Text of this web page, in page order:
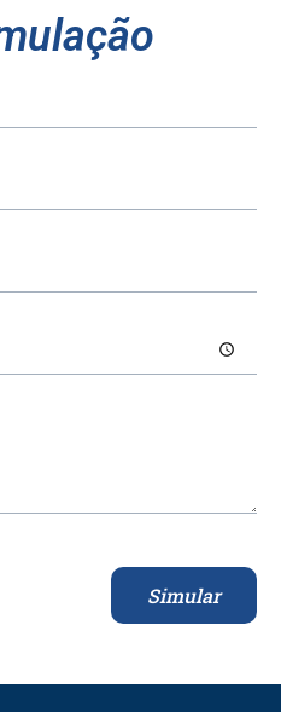
Simular